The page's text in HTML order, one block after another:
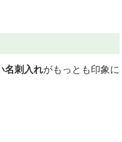
名刺入れがもっとも印象に